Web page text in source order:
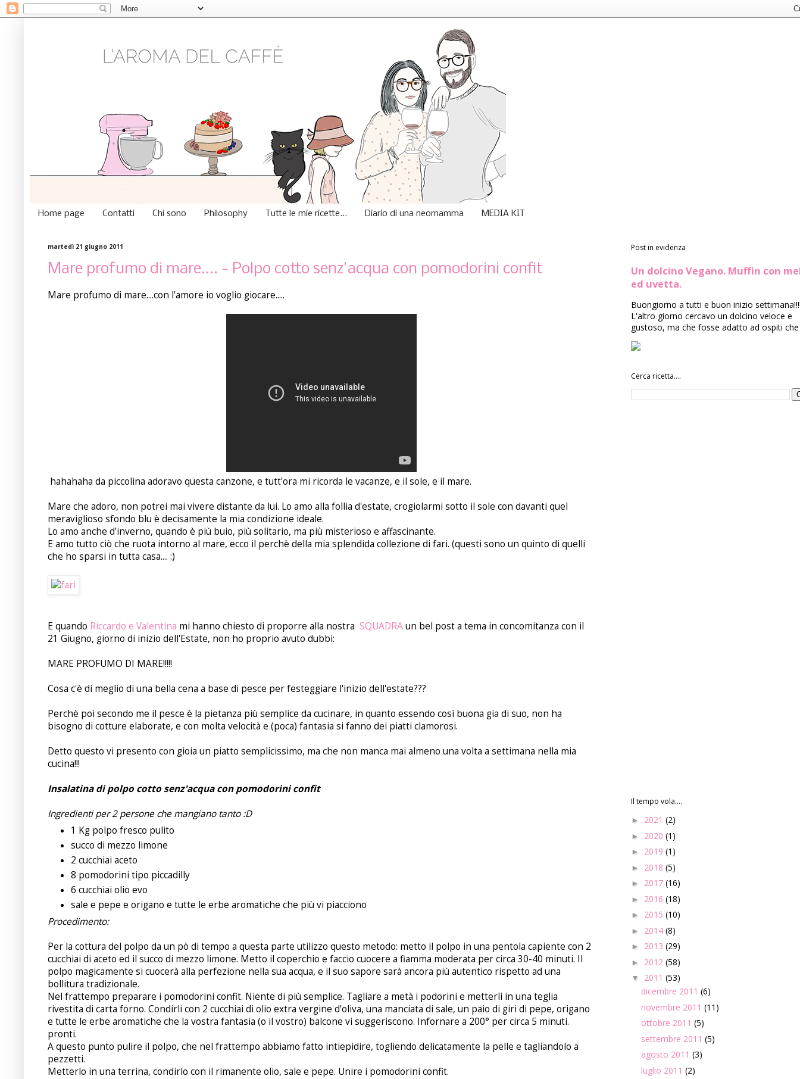
Home page Contatti Chi sono Philosophy Tutte le mie ricette... Diario di una neomamma MEDIA KIT
martedì 21 giugno 2011
Mare profumo di mare.... - Polpo cotto senz'acqua con pomodorini confit
Mare profumo di mare....con l'amore io voglio giocare.....
hahahaha da piccolina adoravo questa canzone, e tutt'ora mi ricorda le vacanze, e il sole, e il mare.
Mare che adoro, non potrei mai vivere distante da lui. Lo amo alla follia d'estate, crogiolarmi sotto il sole con davanti quel
meraviglioso sfondo blu è decisamente la mia condizione ideale.
Lo amo anche d'inverno, quando è più buio, più solitario, ma più misterioso e affascinante.
E amo tutto ciò che ruota intorno al mare, ecco il perchè della mia splendida collezione di fari. (questi sono un quinto di quelli
che ho sparsi in tutta casa.... :)
E quando Riccardo e Valentina mi hanno chiesto di proporre alla nostra SQUADRAun bel post a tema in concomitanza con il
21 Giugno, giorno di inizio dell'Estate, non ho proprio avuto dubbi:
MARE PROFUMO DI MARE!!!!!
Cosa c'è di meglio di una bella cena a base di pesce per festeggiare l'inizio dell'estate???
Perchè poi secondo me il pesce è la pietanza più semplice da cucinare, in quanto essendo così buona gia di suo, non ha
bisogno di cotture elaborate, e con molta velocità e (poca) fantasia si fanno dei piatti clamorosi.
Detto questo vi presento con gioia un piatto semplicissimo, ma che non manca mai almeno una volta a settimana nella mia
cucina!!!
Insalatina di polpo cotto senz'acqua con pomodorini confit
Ingredienti per 2 persone che mangiano tanto :D
1 Kg polpo fresco pulito
succo di mezzo limone
2 cucchiai aceto
8 pomodorini tipo piccadilly
6 cucchiai olio evo
sale e pepe e origano e tutte le erbe aromatiche che più vi piacciono
Procedimento:
Per la cottura del polpo da un pò di tempo a questa parte utilizzo questo metodo: metto il polpo in una pentola capiente con 2
cucchiai di aceto ed il succo di mezzo limone. Metto il coperchio e faccio cuocere a fiamma moderata per circa 30-40 minuti. Il
polpo magicamente si cuocerà alla perfezione nella sua acqua, e il suo sapore sarà ancora più autentico rispetto ad una
bollitura tradizionale.
Nel frattempo preparare i pomodorini confit. Niente di più semplice. Tagliare a metà i podorini e metterli in una teglia
rivestita di carta forno. Condirli con 2 cucchiai di olio extra vergine d'oliva, una manciata di sale, un paio di giri di pepe, origano
e tutte le erbe aromatiche che la vostra fantasia (o il vostro) balcone vi suggeriscono. Infornare a 200° per circa 5 minuti.
pronti.
A questo punto pulire il polpo, che nel frattempo abbiamo fatto intiepidire, togliendo delicatamente la pelle e tagliandolo a
pezzetti.
Metterlo in una terrina, condirlo con il rimanente olio, sale e pepe. Unire i pomodorini confit.
Post in evidenza
Un dolcino Vegano. Muffin con
ed uvetta.
Buongiorno a tutti e buon inizio
L'altro giorno cercavo un dolcino veloce e
gustoso, ma che fosse adatto ad ospiti che
Cerca ricetta....
Il tempo vola....
► 2021 (2)
► 2020 (1)
► 2019 (1)
► 2018 (5)
► 2017 (16)
► 2016 (18)
► 2015 (10)
► 2014 (8)
► 2013 (29)
► 2012 (58)
▼ 2011 (53)
dicembre 2011 (6)
novembre 2011 (11)
ottobre 2011 (5)
settembre 2011 (5)
agosto 2011 (3)
luglio 2011 (2)